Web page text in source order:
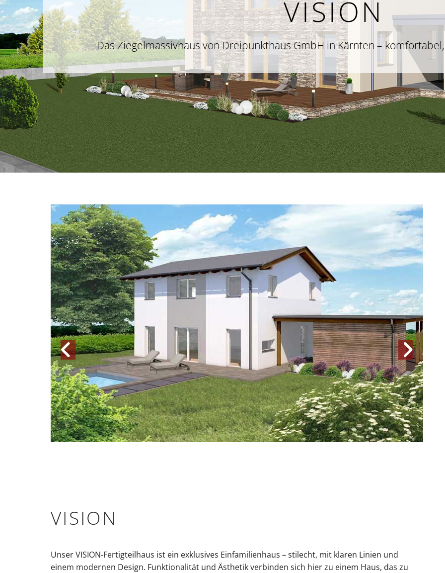
VISION
Das Ziegelmassivhaus von Dreipunkthaus GmbH in Kärnten –
VISION
Unser VISION-Fertigteilhaus ist ein exklusives Einfamilienhaus – stilecht, mit klaren Linien und
einem modernen Design. Funktionalität und Ästhetik verbinden sich hier zu einem Haus, das zu